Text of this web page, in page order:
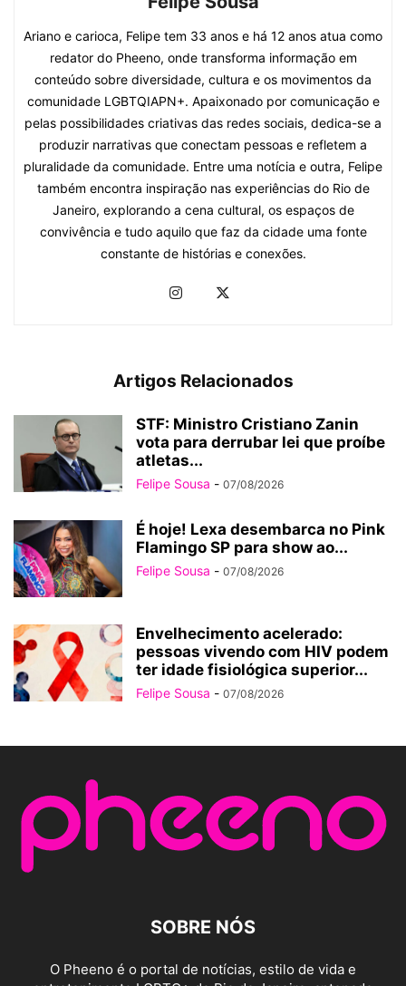
Ariano e carioca, Felipe tem 33 anos e há 12 anos atua como
redator do Pheeno, onde transforma informação em
conteúdo sobre diversidade, cultura e os movimentos da
comunidade LGBTQIAPN+. Apaixonado por comunicação e
pelas possibilidades criativas das redes sociais, dedica-se a
produzir narrativas que conectam pessoas e refletem a
pluralidade da comunidade. Entre uma notícia e outra, Felipe
também encontra inspiração nas experiências do Rio de
Janeiro, explorando a cena cultural, os espaços de
convivência e tudo aquilo que faz da cidade uma fonte
constante de histórias e conexões.
Artigos Relacionados
STF: Ministro Cristiano Zanin
vota para derrubar lei que proíbe
atletas...
Felipe Sousa - 07/08/2026
É hoje! Lexa desembarca no Pink
Flamingo SP para show ao...
Felipe Sousa - 07/08/2026
Envelhecimento acelerado:
pessoas vivendo com HIV podem
ter idade fisiológica superior...
Felipe Sousa - 07/08/2026
SOBRE NÓS
O Pheeno é o portal de notícias, estilo de vida e